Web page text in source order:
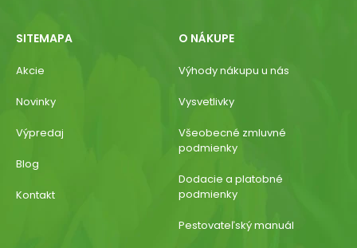
SITEMAPA
Akcie
Novinky
Výpredaj
Blog
Kontakt
O NÁKUPE
Výhody nákupu u nás
Vysvetlivky
Všeobecné zmluvné
podmienky
Dodacie a platobné
podmienky
Pestovateľský manuál